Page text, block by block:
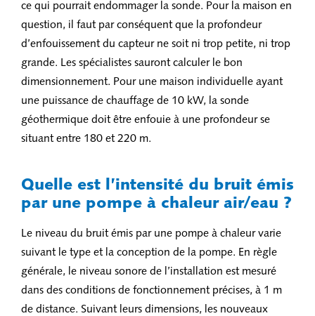
ce qui pourrait endommager la sonde. Pour la maison en
question, il faut par conséquent que la profondeur
d’enfouissement du capteur ne soit ni trop petite, ni trop
grande. Les spécialistes sauront calculer le bon
dimensionnement. Pour une maison individuelle ayant
une puissance de chauffage de 10 kW, la sonde
géothermique doit être enfouie à une profondeur se
situant entre 180 et 220 m.
Quelle est l’intensité du bruit émis
par une pompe à chaleur air/eau ?
Le niveau du bruit émis par une pompe à chaleur varie
suivant le type et la conception de la pompe. En règle
générale, le niveau sonore de l’installation est mesuré
dans des conditions de fonctionnement précises, à 1 m
de distance. Suivant leurs dimensions, les nouveaux